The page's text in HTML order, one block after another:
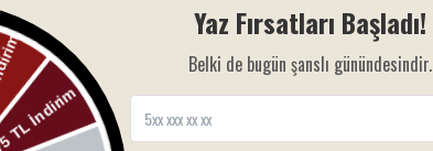
Yaz Fırsatları Başladı!
Belki de bugün şanslı günündesindir.